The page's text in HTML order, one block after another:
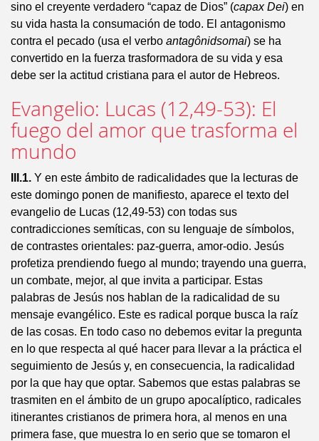
sino el creyente verdadero “capaz de Dios” (capax Dei) en
su vida hasta la consumación de todo. El antagonismo
contra el pecado (usa el verbo antagônidsomai) se ha
convertido en la fuerza trasformadora de su vida y esa
debe ser la actitud cristiana para el autor de Hebreos.
Evangelio: Lucas (12,49-53): El
fuego del amor que trasforma el
mundo
III.1. Y en este ámbito de radicalidades que la lecturas de
este domingo ponen de manifiesto, aparece el texto del
evangelio de Lucas (12,49-53) con todas sus
contradicciones semíticas, con su lenguaje de símbolos,
de contrastes orientales: paz-guerra, amor-odio. Jesús
profetiza prendiendo fuego al mundo; trayendo una guerra,
un combate, mejor, al que invita a participar. Estas
palabras de Jesús nos hablan de la radicalidad de su
mensaje evangélico. Este es radical porque busca la raíz
de las cosas. En todo caso no debemos evitar la pregunta
en lo que respecta al qué hacer para llevar a la práctica el
seguimiento de Jesús y, en consecuencia, la radicalidad
por la que hay que optar. Sabemos que estas palabras se
trasmiten en el ámbito de un grupo apocalíptico, radicales
itinerantes cristianos de primera hora, al menos en una
primera fase, que muestra lo en serio que se tomaron el